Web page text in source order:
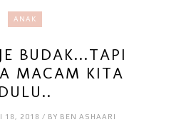
ANAK
BUDAK...TAPI
MACAM KITA
DULU..
18, 2018 / BY BEN ASHAARI